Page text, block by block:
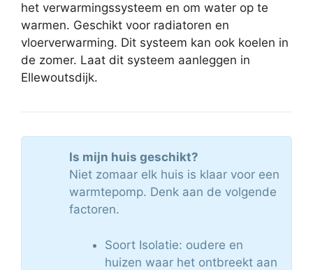
het verwarmingssysteem en om water op te
warmen. Geschikt voor radiatoren en
vloerverwarming. Dit systeem kan ook koelen in
de zomer. Laat dit systeem aanleggen in
Ellewoutsdijk.
Is mijn huis geschikt?
Niet zomaar elk huis is klaar voor een
warmtepomp. Denk aan de volgende
factoren.
Soort Isolatie: oudere en
huizen waar het ontbreekt aan